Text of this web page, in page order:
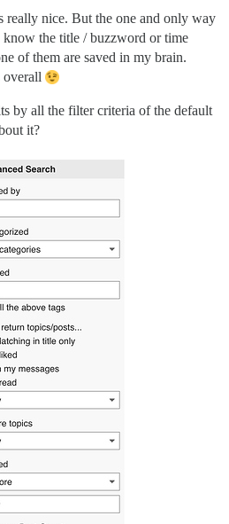
really nice. But the one and only way
the title / buzzword or time
of them are saved in my brain.
overall
by all the filter criteria of the default
it?